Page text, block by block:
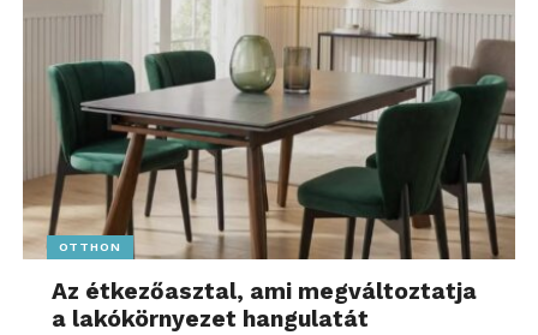
OTTHON
Az étkezőasztal, ami megváltoztatja
a lakókörnyezet hangulatát